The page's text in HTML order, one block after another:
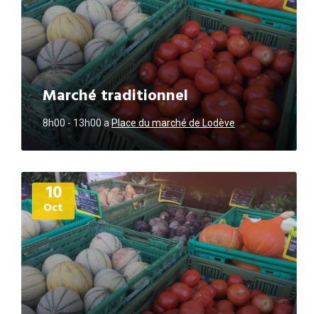
Marché traditionnel
8h00 - 13h00aPlace du marché de Lodève
10
Oct
Plus
d'informations